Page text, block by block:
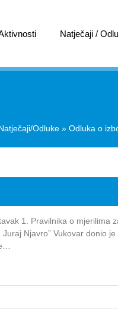
Natječaji /
Odluke » Odluka o
1. Pravilnika o mjerilima
Njavro” Vukovar donio je